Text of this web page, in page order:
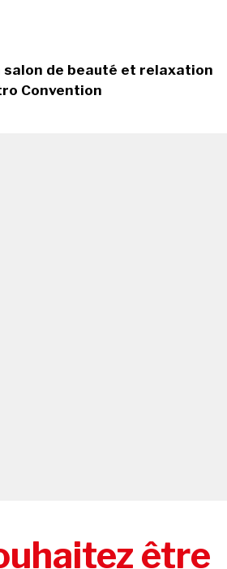
salon de beauté et relaxation
Convention
être